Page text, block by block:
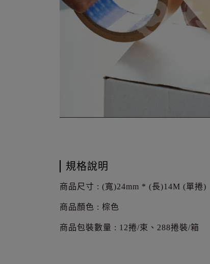
規格說明
商品尺寸 : (寬)24mm * (長)14M (單捲)
商品顏色 : 棕色
商品包裝數量 : 12捲/束、288捲裝/箱